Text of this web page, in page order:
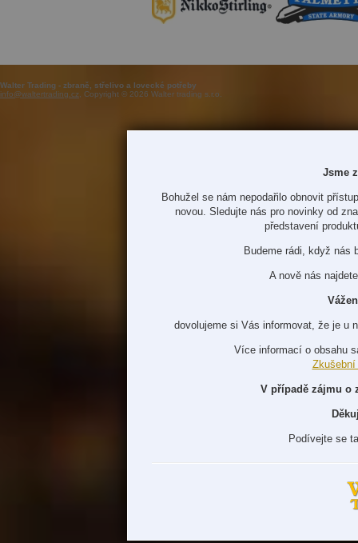
Walter Trading - zbraně, střelivo a lovecké potřeby
info@waltertrading.cz, Copyright © 2026 Walter trading s.r.o.
Jsme
Bohužel se nám nepodařilo obnovit
novou. Sledujte nás pro novinky od
představení
Budeme rádi, když nás
A nově nás
dovolujeme si Vás informovat, že je u
Více informací o obsahu
Zkušební
V případě zájmu o
Podívejte se